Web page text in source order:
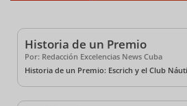
Historia de un Premio
Por: Redacción Excelencias News Cuba
Historia de un Premio: Escrich y el Club